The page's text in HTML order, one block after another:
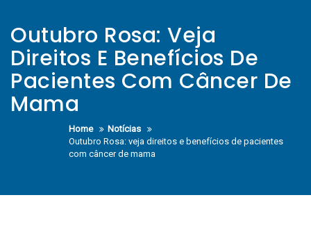
Outubro Rosa: Veja
Direitos E Benefícios De
Pacientes Com Câncer De
Mama
Home
Notícias
Outubro Rosa: veja direitos e benefícios de pacientes
com câncer de mama